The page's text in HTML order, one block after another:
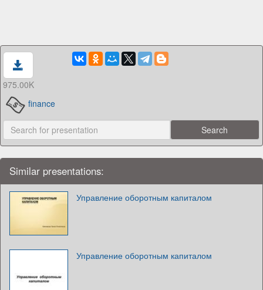
975.00K
finance
Similar presentations:
Управление оборотным капиталом
Управление оборотным капиталом